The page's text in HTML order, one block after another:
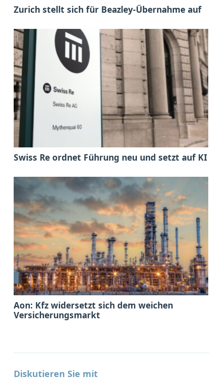
Zurich stellt sich für Beazley-Übernahme auf
Swiss Re ordnet Führung neu und setzt auf KI
Aon: Kfz widersetzt sich dem weichen
Versicherungsmarkt
Diskutieren Sie mit